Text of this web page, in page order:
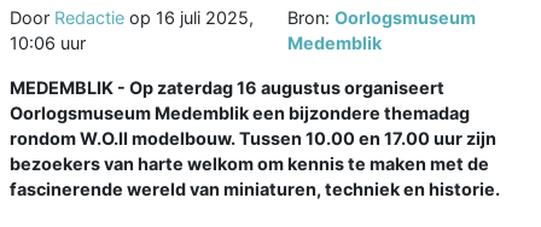
Door Redactie op 16 juli 2025,
10:06 uur
Bron: Oorlogsmuseum
Medemblik
MEDEMBLIK - Op zaterdag 16 augustus organiseert
Oorlogsmuseum Medemblik een bijzondere themadag
rondom W.O.II modelbouw. Tussen 10.00 en 17.00 uur zijn
bezoekers van harte welkom om kennis te maken met de
fascinerende wereld van miniaturen, techniek en historie.